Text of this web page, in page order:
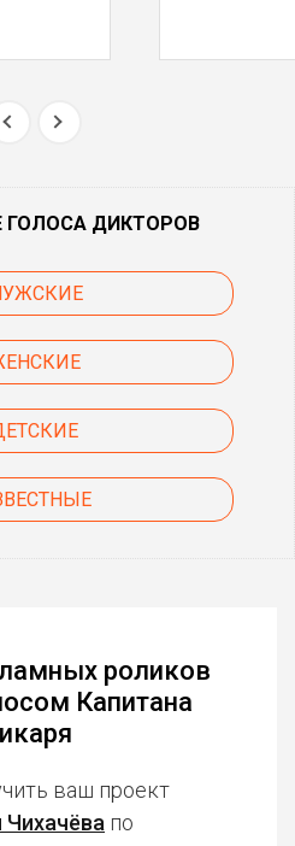
ГОЛОСА ДИКТОРОВ
роликов
Капитана
ваш проект
Чихачёва по